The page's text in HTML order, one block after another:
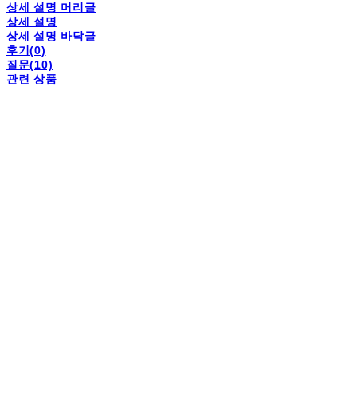
상세 설명 머리글
상세 설명
상세 설명 바닥글
후기(0)
질문(10)
관련 상품